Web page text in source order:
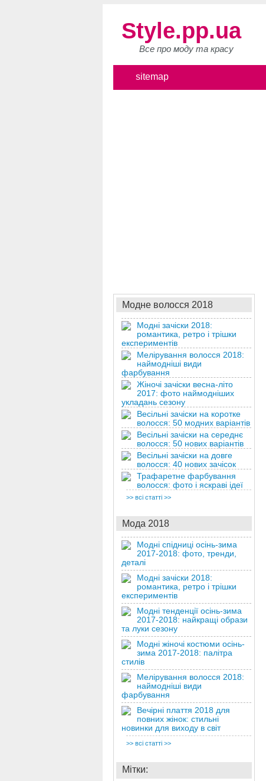
Style.pp.ua
Все про моду та красу
sitemap
Модне волосся 2018
Модні зачіски 2018:
романтика, ретро і трішки
експериментів
Мелірування волосся 2018:
наймодніші види
фарбування
Жіночі зачіски весна-літо
2017: фото наймодніших
укладань сезону
Весільні зачіски на коротке
волосся: 50 модних варіантів
Весільні зачіски на середнє
волосся: 50 нових варіантів
Весільні зачіски на довге
волосся: 40 нових зачісок
Трафаретне фарбування
волосся: фото і яскраві ідеї
>> всі статті >>
Мода 2018
Модні спідниці осінь-зима
2017-2018: фото, тренди,
деталі
Модні зачіски 2018:
романтика, ретро і трішки
експериментів
Модні тенденції осінь-зима
2017-2018: найкращі образи
та луки сезону
Модні жіночі костюми осінь-
зима 2017-2018: палітра
стилів
Мелірування волосся 2018:
наймодніші види
фарбування
Вечірні плаття 2018 для
повних жінок: стильні
новинки для виходу в світ
>> всі статті >>
Мітки: